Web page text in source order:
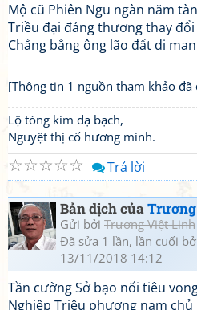
Mộ cũ Phiên Ngu ngàn năm tàn
Triều đại đáng thương thay đổi
Chẳng bằng ông lão đất di man
[Thông tin 1 nguồn tham khảo đã
Lộ tòng kim dạ bạch,
Nguyệt thị cố hương minh.
☆
☆
☆
☆
☆ Trả lời
Bản dịch của
Gửi bởi Trương Việt Linh
Đã sửa 1 lần, lần cuối
13/11/2018 14:12
Tần cường Sở bạo nối tiêu
Nghiệp Triệu phương nam